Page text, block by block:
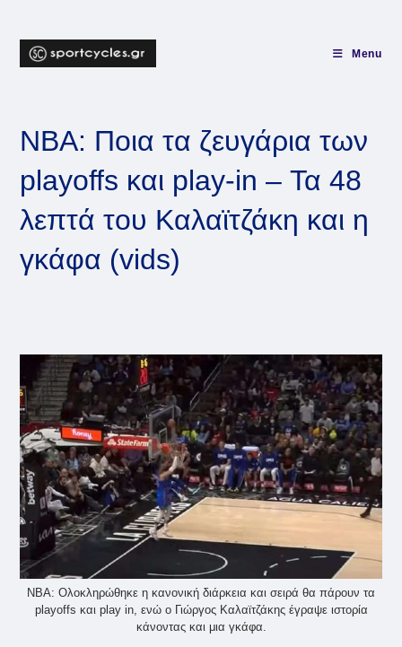
content
Menu
NBA: Ποια τα ζευγάρια των
playoffs και play-in – Τα 48
λεπτά του Καλαϊτζάκη και η
γκάφα (vids)
NBA: Ολοκληρώθηκε η κανονική διάρκεια και σειρά θα πάρουν τα
playoffs και play in, ενώ ο Γιώργος Καλαϊτζάκης έγραψε ιστορία
κάνοντας και μια γκάφα.